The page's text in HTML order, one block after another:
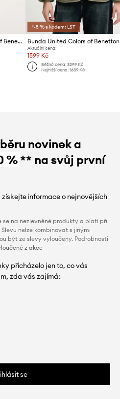
Džínová bunda United Colors of Benetton
*-5 % s kódem: LST
Bunda United Colors of Benetton
Aktuální cena:
1599 Kč
Běžná cena: 3299 Kč
Nejnižší cena: 1639 Kč
novinek a
%** na svůj první
informace o nejnovějších
na nezlevněné produkty a platí při
nelze kombinovat s jinými
být ze slevy vyloučeny. Podrobnosti
z akce
přicházelo jen to, co vás
zda vás zajímá:
se